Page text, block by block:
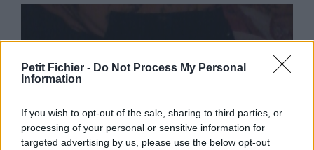
Petit Fichier - Do Not Process My Personal
Information
If you wish to opt-out of the sale, sharing to third parties, or
processing of your personal or sensitive information for
targeted advertising by us, please use the below opt-out